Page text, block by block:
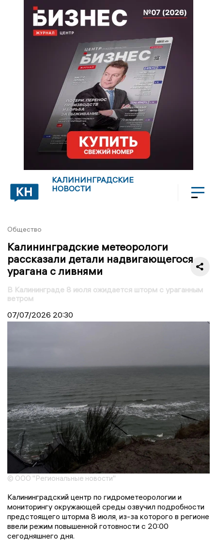
КАЛИНИНГРАДСКИЕ
НОВОСТИ
Общество
Калининградские метеорологи
рассказали детали надвигающегося
урагана с ливнями
В Калининграде 8 июля ожидается шторм с ураганным
ветром
07/07/2026 20:30
© ООО "Региональные новости"
Калининградский центр по гидрометеорологии и
мониторингу окружающей среды озвучил подробности
предстоящего шторма 8 июля, из-за которого в регионе
ввели режим повышенной готовности с 20:00
сегодняшнего дня.